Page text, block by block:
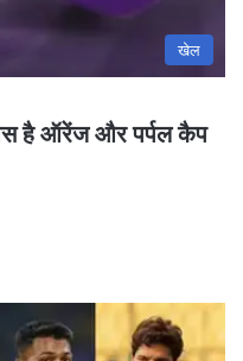
खेल
है ऑरेंज और पर्पल कैप